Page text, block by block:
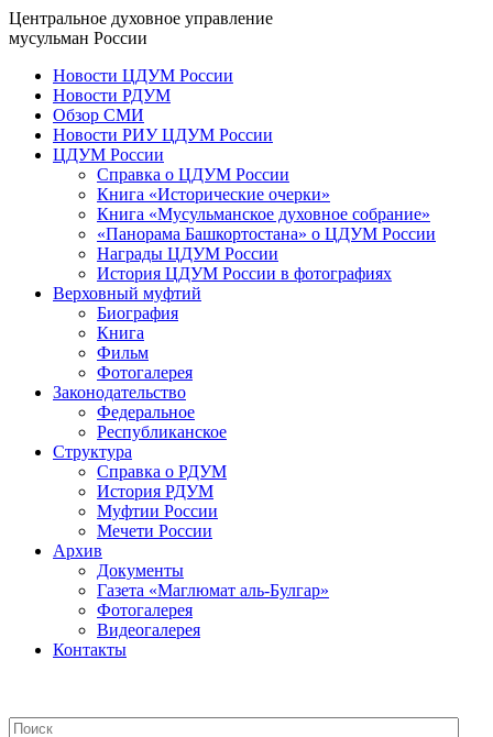
Центральное духовное управление
мусульман России
Новости ЦДУМ России
Новости РДУМ
Обзор СМИ
Новости РИУ ЦДУМ России
ЦДУМ России
Справка о ЦДУМ России
Книга «Исторические очерки»
Книга «Мусульманское духовное собрание»
«Панорама Башкортостана» о ЦДУМ России
Награды ЦДУМ России
История ЦДУМ России в фотографиях
Верховный муфтий
Биография
Книга
Фильм
Фотогалерея
Законодательство
Федеральное
Республиканское
Структура
Справка о РДУМ
История РДУМ
Муфтии России
Мечети России
Архив
Документы
Газета «Маглюмат аль-Булгар»
Фотогалерея
Видеогалерея
Контакты